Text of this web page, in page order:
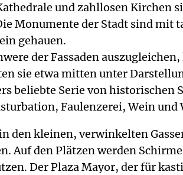
und zahllosen Kirchen
Monumente der Stadt sind
gehauen.
der Fassaden
sie etwa mitten unter
beliebte Serie von
Faulenzerei, Wein und
den kleinen, verwinkelten
Auf den Plätzen werden
Der Plaza Mayor, der für